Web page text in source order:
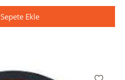
Sepete Ekle